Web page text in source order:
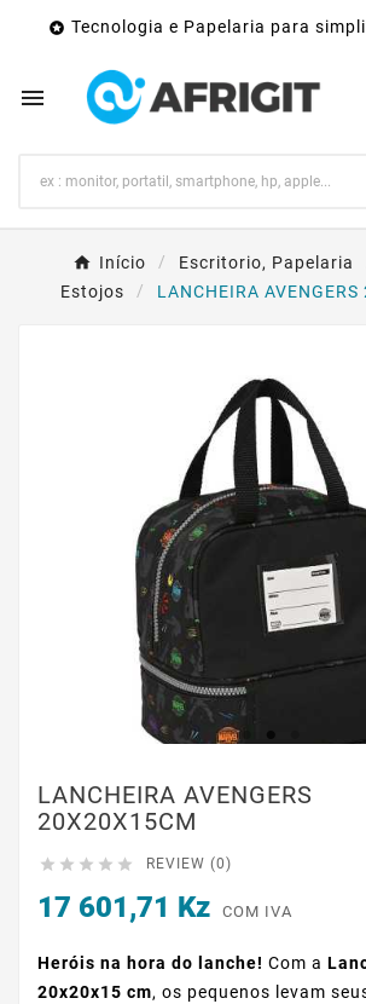
 Tecnologia e Papelaria para

Início Escritorio, Papelaria
Estojos
LANCHEIRA
LANCHEIRA AVENGERS
20X20X15CM
     REVIEW (0)
17 601,71 Kz COM IVA
Heróis na hora do lanche! Com a
20x20x15 cm, os pequenos levam